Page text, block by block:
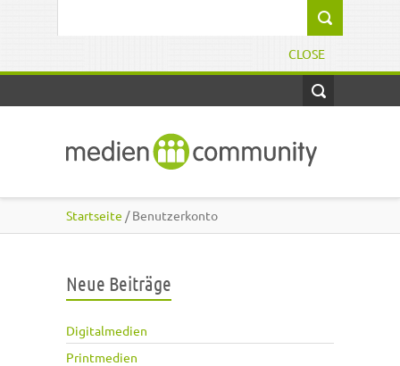
CLOSE
Startseite / Benutzerkonto
Neue Beiträge
Digitalmedien
Printmedien